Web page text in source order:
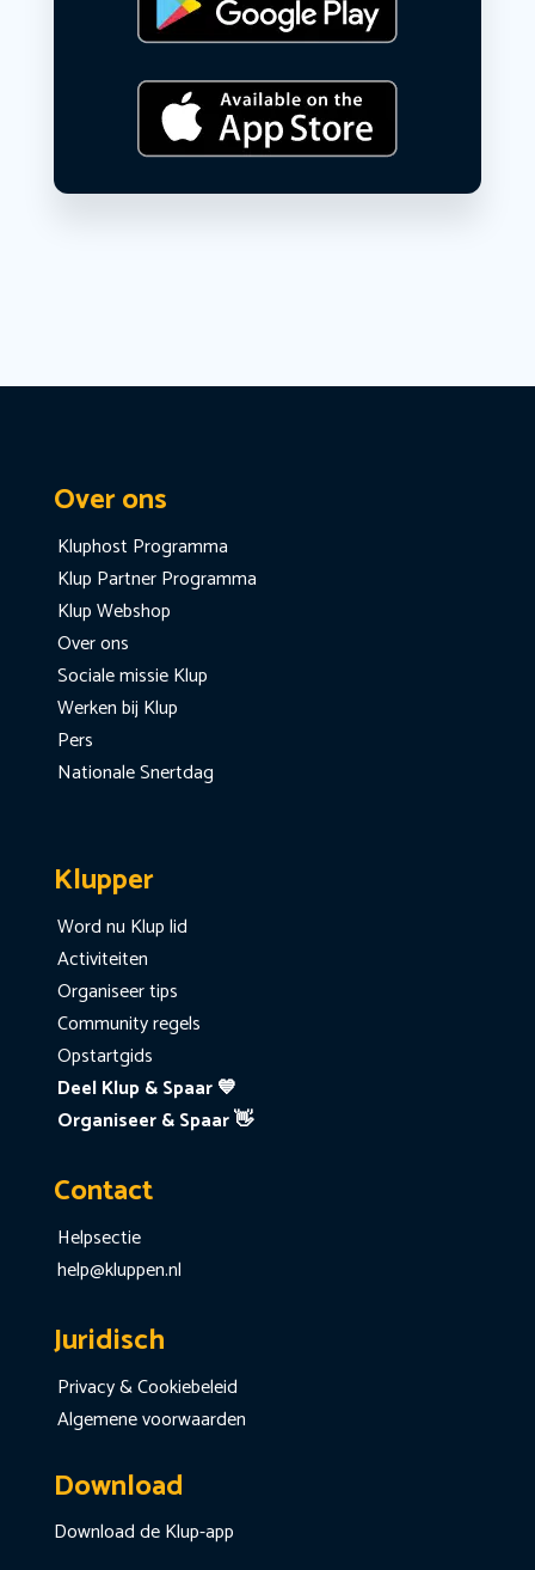
Over ons
Kluphost Programma
Klup Partner Programma
Klup Webshop
Over ons
Sociale missie Klup
Werken bij Klup
Pers
Nationale Snertdag
Klupper
Word nu Klup lid
Activiteiten
Organiseer tips
Community regels
Opstartgids
Deel Klup & Spaar 💙
Organiseer & Spaar 👋
Contact
Helpsectie
help@kluppen.nl
Juridisch
Privacy & Cookiebeleid
Algemene voorwaarden
Download
Download de Klup-app